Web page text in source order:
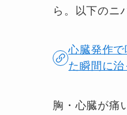
ら。以下のニ
心臓発作
た瞬間に治
胸・心臓が痛